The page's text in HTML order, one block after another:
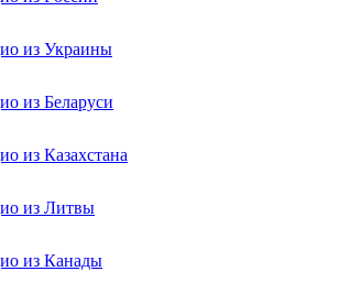
из Украины
из Беларуси
из Казахстана
из Литвы
из Канады